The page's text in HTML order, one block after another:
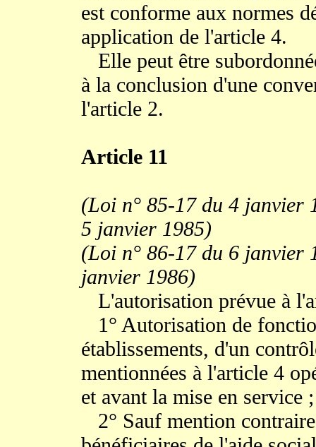
est conforme aux normes
application de l'article 4.
Elle peut être
à la conclusion d'une
l'article 2.
Article 11
(Loi n° 85-17 du 4
5 janvier 1985)
(Loi n° 86-17 du 6 janvier
janvier 1986)
L'autorisation prévue à
1° Autorisation de
établissements, d'un
mentionnées à l'article 4
et avant la mise en service ;
2° Sauf mention